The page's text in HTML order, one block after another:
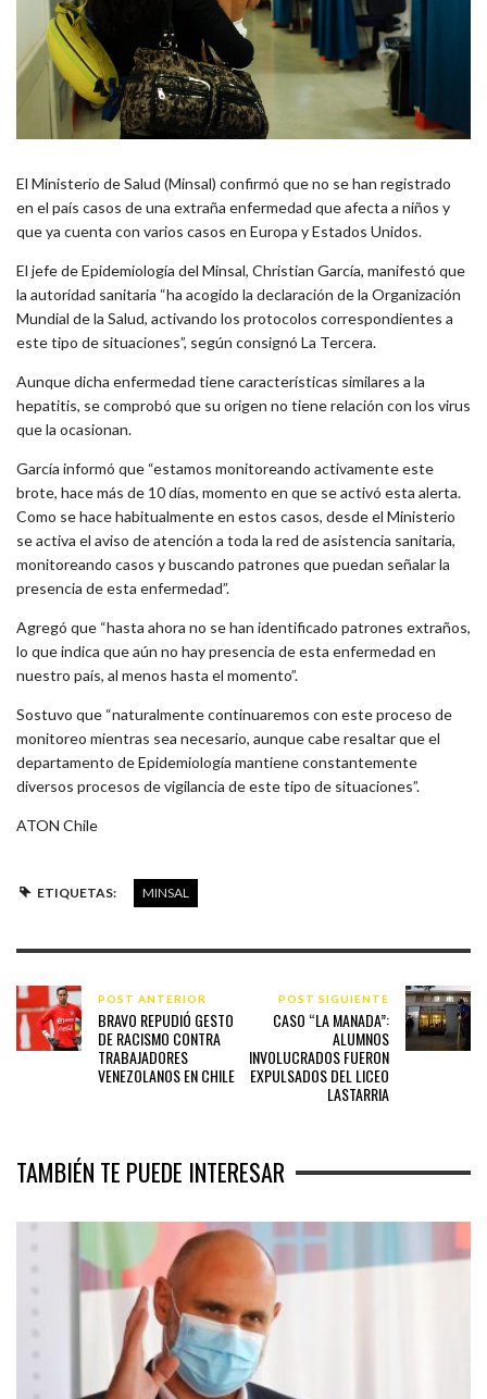
El Ministerio de Salud (Minsal) confirmó que no se han registrado
en el país casos de una extraña enfermedad que afecta a niños y
que ya cuenta con varios casos en Europa y Estados Unidos.
El jefe de Epidemiología del Minsal, Christian García, manifestó que
la autoridad sanitaria “ha acogido la declaración de la Organización
Mundial de la Salud, activando los protocolos correspondientes a
este tipo de situaciones”, según consignó La Tercera.
Aunque dicha enfermedad tiene características similares a la
hepatitis, se comprobó que su origen no tiene relación con los virus
que la ocasionan.
García informó que “estamos monitoreando activamente este
brote, hace más de 10 días, momento en que se activó esta alerta.
Como se hace habitualmente en estos casos, desde el Ministerio
se activa el aviso de atención a toda la red de asistencia sanitaria,
monitoreando casos y buscando patrones que puedan señalar la
presencia de esta enfermedad”.
Agregó que “hasta ahora no se han identificado patrones extraños,
lo que indica que aún no hay presencia de esta enfermedad en
nuestro país, al menos hasta el momento”.
Sostuvo que “naturalmente continuaremos con este proceso de
monitoreo mientras sea necesario, aunque cabe resaltar que el
departamento de Epidemiología mantiene constantemente
diversos procesos de vigilancia de este tipo de situaciones”.
ATON Chile
ETIQUETAS: MINSAL
POST ANTERIOR
BRAVO REPUDIÓ GESTO
DE RACISMO CONTRA
TRABAJADORES
VENEZOLANOS EN CHILE
POST SIGUIENTE
CASO “LA MANADA”:
ALUMNOS
INVOLUCRADOS FUERON
EXPULSADOS DEL LICEO
LASTARRIA
TAMBIÉN TE PUEDE INTERESAR